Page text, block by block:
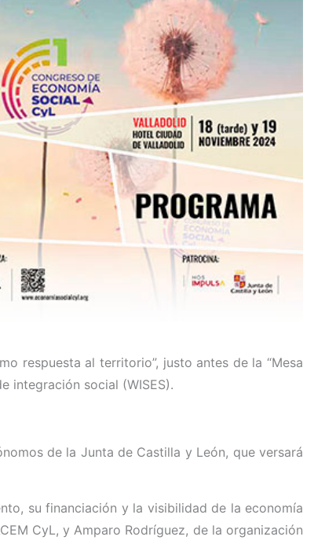
respuesta al territorio”, justo antes de la “Mesa
integración social (WISES).
de la Junta de Castilla y León, que versará
su financiación y la visibilidad de la economía
CyL, y Amparo Rodríguez, de la organización